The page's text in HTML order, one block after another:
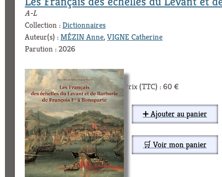
A-L
Collection :Dictionnaires
Auteur(s) :MÉZIN Anne,VIGNE Catherine
Parution : 2026
Prix (TTC) : 60 €
➕ Ajouter au panier
🛒 Voir mon panier